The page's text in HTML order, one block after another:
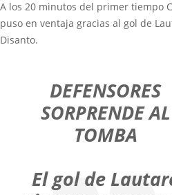
A los 20 minutos del primer tiempo
puso en ventaja gracias al gol de
Disanto.
DEFENSORES
SORPRENDE AL
TOMBA
El gol de